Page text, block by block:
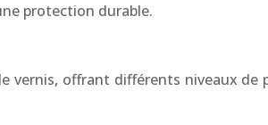
protection durable.
vernis, offrant différents niveaux